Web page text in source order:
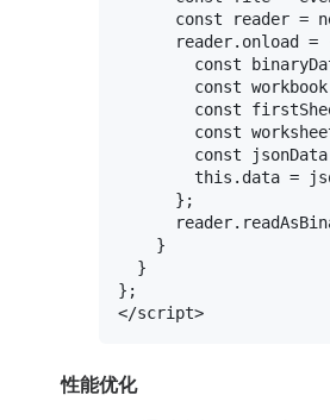
const reader =
      reader.
onload =
const
const
const
const
const
this . data =
      };
      reader.
    }
  }
</script>
性能优化